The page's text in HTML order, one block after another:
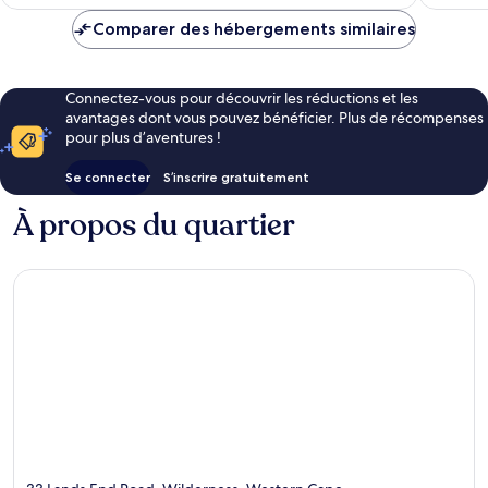
Comparer des hébergements similaires
Connectez-vous pour découvrir les réductions et les
avantages dont vous pouvez bénéficier. Plus de récompenses
pour plus d’aventures !
Se connecter S’inscrire gratuitement
À propos du quartier